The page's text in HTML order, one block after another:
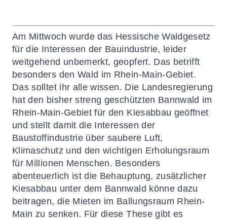
Am Mittwoch wurde das Hessische Waldgesetz
für die Interessen der Bauindustrie, leider
weitgehend unbemerkt, geopfert. Das betrifft
besonders den Wald im Rhein-Main-Gebiet.
Das solltet ihr alle wissen. Die Landesregierung
hat den bisher streng geschützten Bannwald im
Rhein-Main-Gebiet für den Kiesabbau geöffnet
und stellt damit die Interessen der
Baustoffindustrie über saubere Luft,
Klimaschutz und den wichtigen Erholungsraum
für Millionen Menschen. Besonders
abenteuerlich ist die Behauptung, zusätzlicher
Kiesabbau unter dem Bannwald könne dazu
beitragen, die Mieten im Ballungsraum Rhein-
Main zu senken. Für diese These gibt es